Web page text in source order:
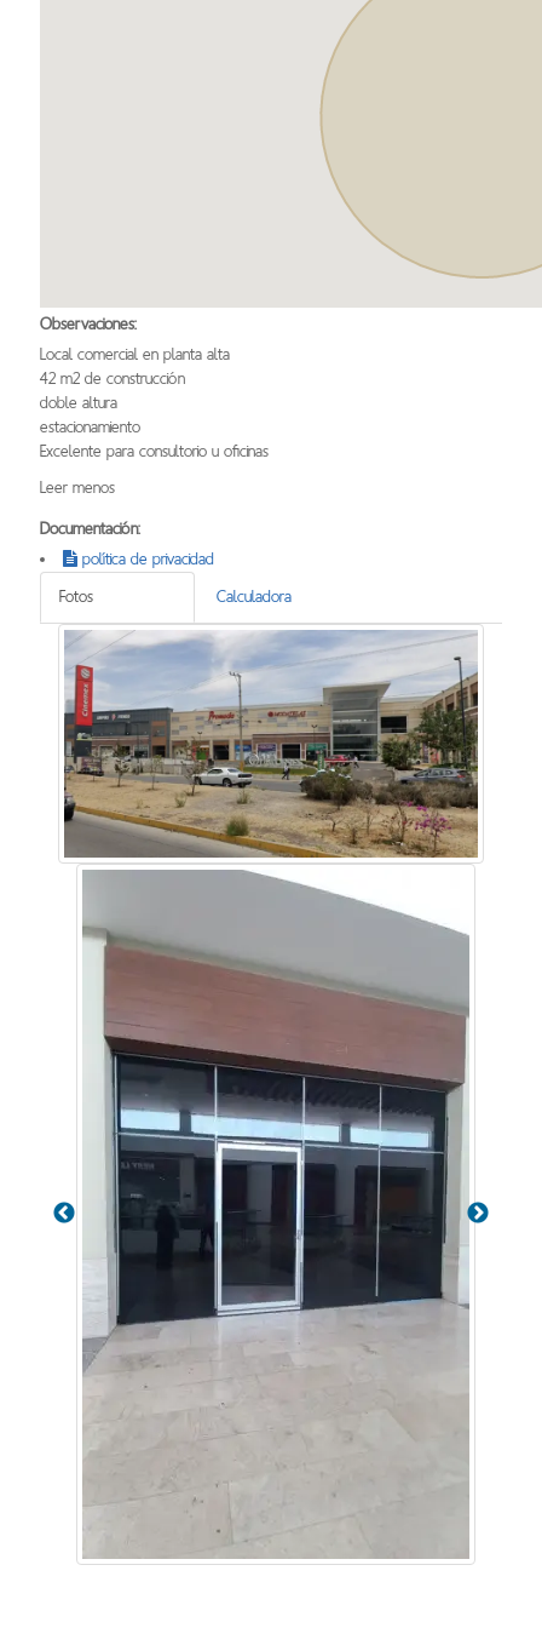
Observaciones:
Local comercial en planta alta
42 m2 de construcción
doble altura
estacionamiento
Excelente para consultorio u oficinas
Leer menos
Documentación:
política de privacidad
Fotos
Calculadora